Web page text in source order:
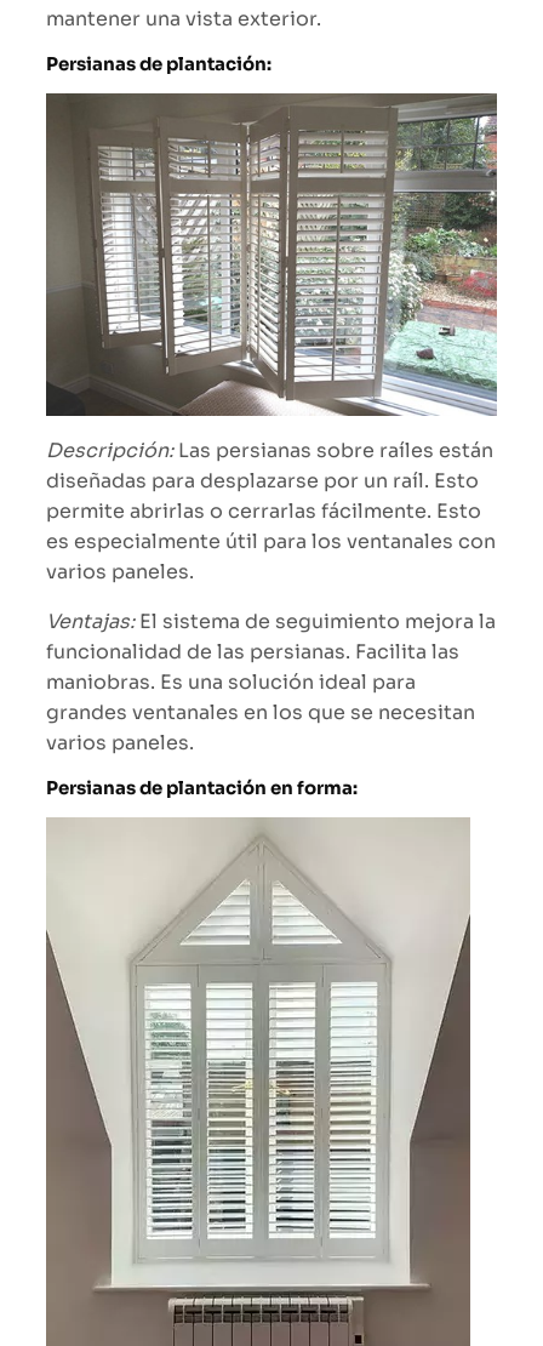
mantener una vista exterior.
Persianas de plantación:
Descripción:Las persianas sobre raíles están
diseñadas para desplazarse por un raíl. Esto
permite abrirlas o cerrarlas fácilmente. Esto
es especialmente útil para los ventanales con
varios paneles.
Ventajas:El sistema de seguimiento mejora la
funcionalidad de las persianas. Facilita las
maniobras. Es una solución ideal para
grandes ventanales en los que se necesitan
varios paneles.
Persianas de plantación en forma: